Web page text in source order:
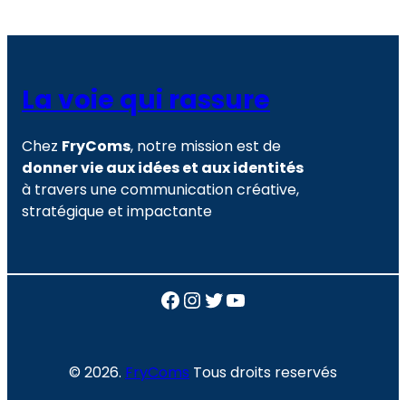
La voie qui rassure
Chez FryComs, notre mission est de
donner vie aux idées et aux identités
à travers une communication créative,
stratégique et impactante
Facebook
Instagram
Twitter
YouTube
© 2026. FryComs Tous droits reservés